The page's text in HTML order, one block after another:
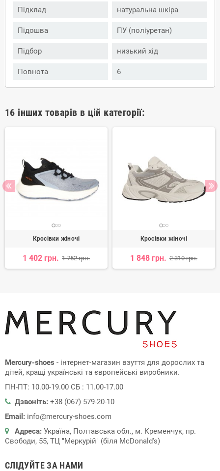
Підклад натуральна шкіра
Підошва ПУ (поліуретан)
Підбор низький хід
Повнота 6
16 інших товарів в цій категорії:
Кросівки жіночі
1 402 грн. 1 752 грн.
Кросівки жіночі
1 848 грн. 2 310 грн.
Mercury-shoes - інтернет-магазин взуття для дорослих та
дітей, кращі українські та європейські виробники.
ПН-ПТ: 10.00-19.00 СБ : 11.00-17.00
Дзвоніть: +38 (067) 579-20-10
Email: info@mercury-shoes.com
Адреса: Україна, Полтавська обл., м. Кременчук, пр.
Свободи, 55, ТЦ "Меркурій" (біля McDonald's)
СЛІДУЙТЕ ЗА НАМИ